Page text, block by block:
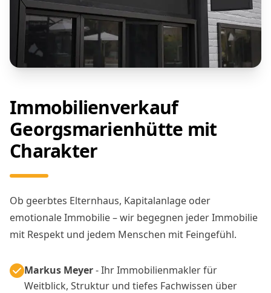
Immobilienverkauf
Georgsmarienhütte mit
Charakter
Ob geerbtes Elternhaus, Kapitalanlage oder
emotionale Immobilie – wir begegnen jeder Immobilie
mit Respekt und jedem Menschen mit Feingefühl.
Markus Meyer- Ihr Immobilienmakler für
Weitblick, Struktur und tiefes Fachwissen über